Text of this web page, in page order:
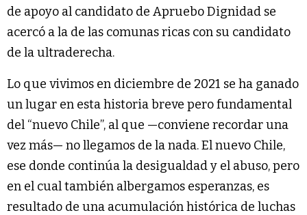
de apoyo al candidato de Apruebo Dignidad se
acercó a la de las comunas ricas con su candidato
de la ultraderecha.
Lo que vivimos en diciembre de 2021 se ha ganado
un lugar en esta historia breve pero fundamental
del “nuevo Chile”, al que —conviene recordar una
vez más— no llegamos de la nada. El nuevo Chile,
ese donde continúa la desigualdad y el abuso, pero
en el cual también albergamos esperanzas, es
resultado de una acumulación histórica de luchas